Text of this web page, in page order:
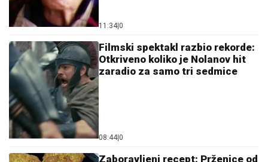
11:34|0
Filmski spektakl razbio rekorde:
Otkriveno koliko je Nolanov hit
zaradio za samo tri sedmice
08:44|0
Zaboravljeni recept: Prženice od